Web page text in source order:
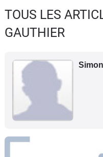
Actu
Essais
Guide
d'achat
Electriques
TOUS LES
GAUTHIER